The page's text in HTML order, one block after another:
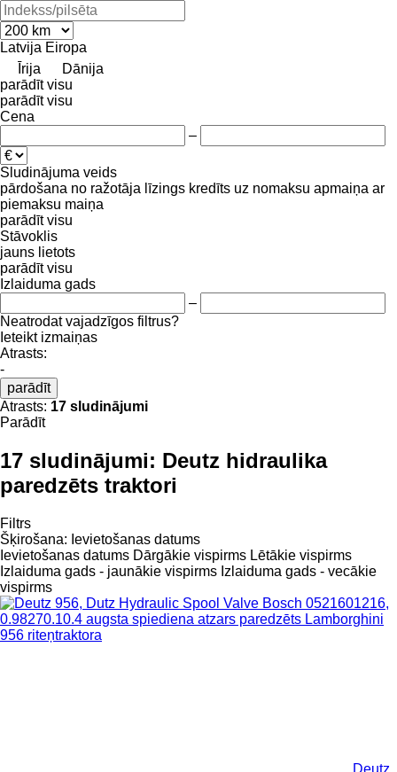
Latvija Eiropa
Īrija
Dānija
parādīt visu
parādīt visu
Cena
–
Sludinājuma veids
pārdošana no ražotāja līzings kredīts uz nomaksu apmaiņa ar
piemaksu maiņa
parādīt visu
Stāvoklis
jauns lietots
parādīt visu
Izlaiduma gads
–
Neatrodat vajadzīgos filtrus?
Ieteikt izmaiņas
Atrasts:
-
parādīt
Atrasts: 17 sludinājumi
Parādīt
17 sludinājumi: Deutz hidraulika
paredzēts traktori
Filtrs
Šķirošana: Ievietošanas datums
Ievietošanas datums Dārgākie vispirms Lētākie vispirms
Izlaiduma gads - jaunākie vispirms Izlaiduma gads - vecākie
vispirms
Deutz